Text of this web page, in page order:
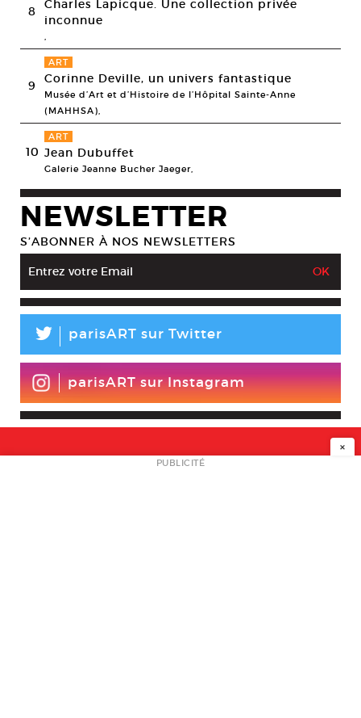
8
Charles Lapicque. Une collection privée
inconnue
,
9
ART
Corinne Deville, un univers fantastique
Musée d’Art et d’Histoire de l’Hôpital Sainte-Anne
(MAHHSA),
10
ART
Jean Dubuffet
Galerie Jeanne Bucher Jaeger,
NEWSLETTER
S’ABONNER À NOS NEWSLETTERS
L parisART sur Twitter
parisART sur Instagram
NEWSLETTER
×
PUBLICITÉ